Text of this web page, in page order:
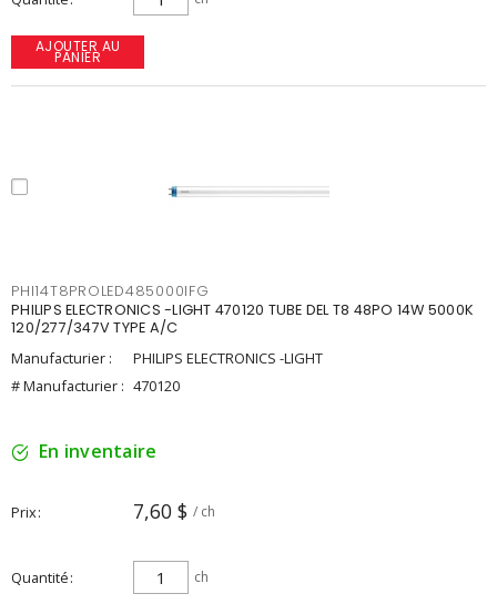
AJOUTER AU
PANIER
PHI14T8PROLED485000IFG
PHILIPS ELECTRONICS -LIGHT 470120 TUBE DEL T8 48PO 14W 5000K
120/277/347V TYPE A/C
Manufacturier :
PHILIPS ELECTRONICS -LIGHT
# Manufacturier : 470120
En inventaire
Prix 7,60 $ / ch
Quantité ch